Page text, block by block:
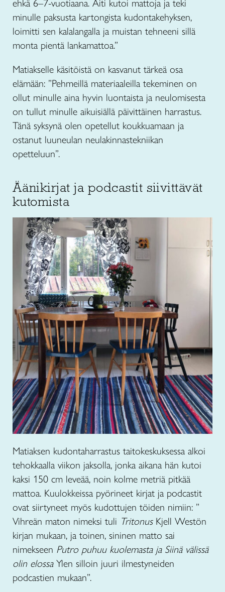
ehkä 6–7-vuotiaana. Äiti kutoi mattoja ja teki
minulle paksusta kartongista kudontakehyksen,
loimitti sen kalalangalla ja muistan tehneeni sillä
monta pientä lankamattoa.”
Matiakselle käsitöistä on kasvanut tärkeä osa
elämään: ”Pehmeillä materiaaleilla tekeminen on
ollut minulle aina hyvin luontaista ja neulomisesta
on tullut minulle aikuisiällä päivittäinen harrastus.
Tänä syksynä olen opetellut koukkuamaan ja
ostanut luuneulan neulakinnastekniikan
opetteluun”.
Äänikirjat ja podcastit siivittävät
kutomista
Matiaksen kudontaharrastus taitokeskuksessa alkoi
tehokkaalla viikon jaksolla, jonka aikana hän kutoi
kaksi 150 cm leveää, noin kolme metriä pitkää
mattoa. Kuulokkeissa pyörineet kirjat ja podcastit
ovat siirtyneet myös kudottujen töiden nimiin: ”
Vihreän maton nimeksi tuli TritonusKjell Westön
kirjan mukaan, ja toinen, sininen matto sai
nimekseen Putro puhuu kuolemasta ja Siinä välissä
olin elossa Ylen silloin juuri ilmestyneiden
podcastien mukaan”.